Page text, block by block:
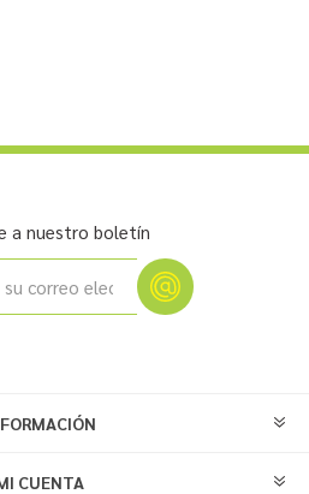
a nuestro boletín
CUENTA